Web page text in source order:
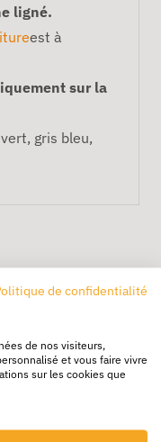
ligné.
est à
sur la
gris bleu,
de confidentialité
de nos visiteurs,
et vous faire vivre
sur les cookies que